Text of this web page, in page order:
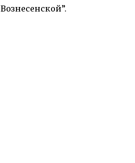
Вознесенской”.